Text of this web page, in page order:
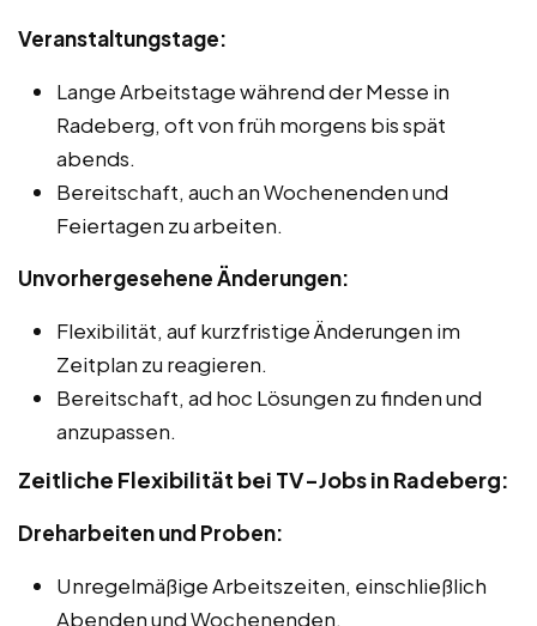
Veranstaltungstage:
Lange Arbeitstage während der Messe in
Radeberg, oft von früh morgens bis spät
abends.
Bereitschaft, auch an Wochenenden und
Feiertagen zu arbeiten.
Unvorhergesehene Änderungen:
Flexibilität, auf kurzfristige Änderungen im
Zeitplan zu reagieren.
Bereitschaft, ad hoc Lösungen zu finden und
anzupassen.
Zeitliche Flexibilität bei TV-Jobs in Radeberg:
Dreharbeiten und Proben:
Unregelmäßige Arbeitszeiten, einschließlich
Abenden und Wochenenden.